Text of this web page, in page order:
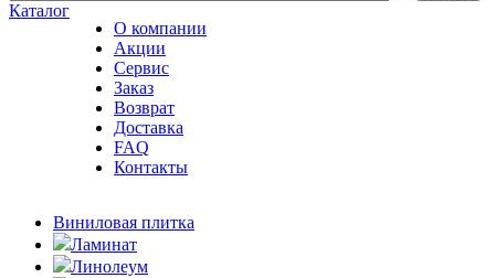
Каталог
О компании
Акции
Сервис
Заказ
Возврат
Доставка
FAQ
Контакты
Виниловая плитка
Ламинат
Линолеум